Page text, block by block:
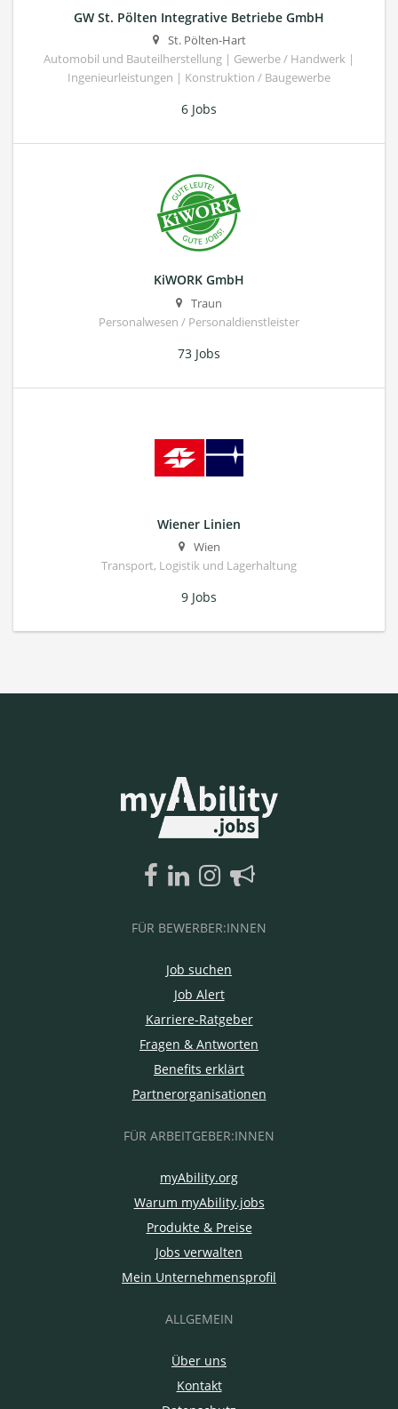
GW St. Pölten Integrative Betriebe GmbH
St. Pölten-Hart
Automobil und Bauteilherstellung | Gewerbe / Handwerk |
Ingenieurleistungen | Konstruktion / Baugewerbe
6 Jobs
KiWORK GmbH
Traun
Personalwesen / Personaldienstleister
73 Jobs
Wiener Linien
Wien
Transport, Logistik und Lagerhaltung
9 Jobs
FÜR BEWERBER:INNEN
Job suchen
Job Alert
Karriere-Ratgeber
Fragen & Antworten
Benefits erklärt
Partnerorganisationen
FÜR ARBEITGEBER:INNEN
myAbility.org
Warum myAbility.jobs
Produkte & Preise
Jobs verwalten
Mein Unternehmensprofil
ALLGEMEIN
Über uns
Kontakt